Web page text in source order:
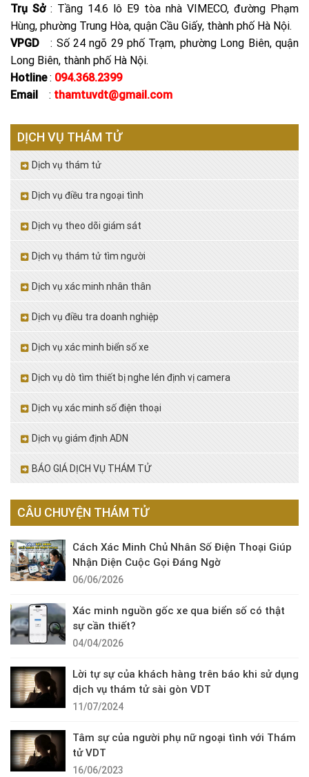
Trụ Sở: Tầng 14.6 lô E9 tòa nhà VIMECO, đường Phạm
Hùng, phường Trung Hòa, quận Cầu Giấy, thành phố Hà Nội.
VPGD : Số 24 ngõ 29 phố Trạm, phường Long Biên, quận
Long Biên, thành phố Hà Nội.
Hotline: 094.368.2399
Email
: thamtuvdt@gmail.com
DỊCH VỤ THÁM TỬ
Dịch vụ thám tử
Dịch vụ điều tra ngoại tình
Dịch vụ theo dõi giám sát
Dịch vụ thám tử tìm người
Dịch vụ xác minh nhân thân
Dịch vụ điều tra doanh nghiệp
Dịch vụ xác minh biển số xe
Dịch vụ dò tìm thiết bị nghe lén định vị camera
Dịch vụ xác minh số điện thoại
Dịch vụ giám định ADN
BÁO GIÁ DỊCH VỤ THÁM TỬ
CÂU CHUYỆN THÁM TỬ
Cách Xác Minh Chủ Nhân Số Điện Thoại Giúp
Nhận Diện Cuộc Gọi Đáng Ngờ
06/06/2026
Xác minh nguồn gốc xe qua biển số có thật
sự cần thiết?
04/04/2026
Lời tự sự của khách hàng trên báo khi sử dụng
dịch vụ thám tử sài gòn VDT
11/07/2024
Tâm sự của người phụ nữ ngoại tình với Thám
tử VDT
16/06/2023